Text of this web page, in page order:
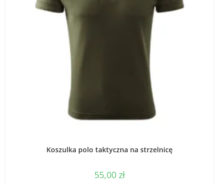
Koszulka polo taktyczna na strzelnicę
55,00 zł